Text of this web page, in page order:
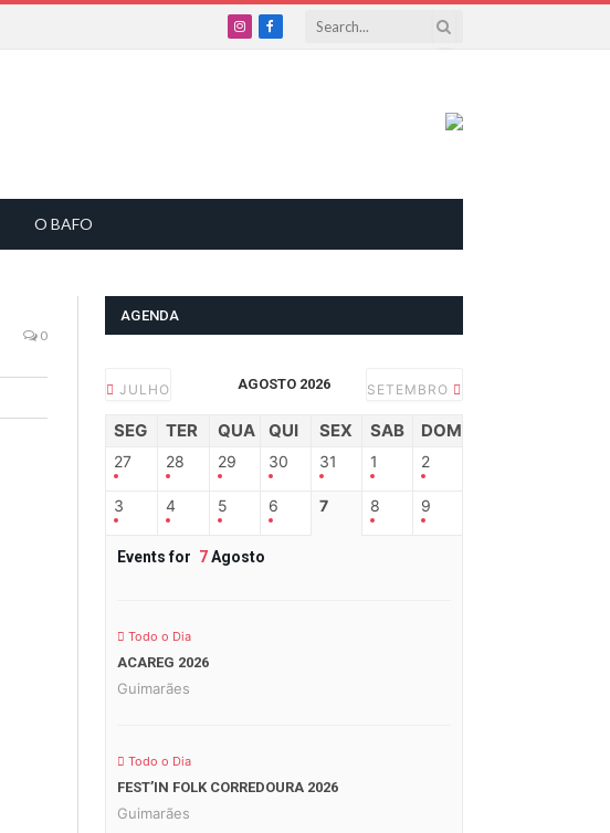
InstagramFacebook
O BAFO
0
AGENDA
JULHO AGOSTO 2026 SETEMBRO
SEG TER QUA QUI SEX SAB DOM
27 28 29 30 31 1 2
3 4 5 6 7 8 9
Events for 7Agosto
Todo o Dia
ACAREG 2026
Guimarães
Todo o Dia
FEST’IN FOLK CORREDOURA 2026
Guimarães